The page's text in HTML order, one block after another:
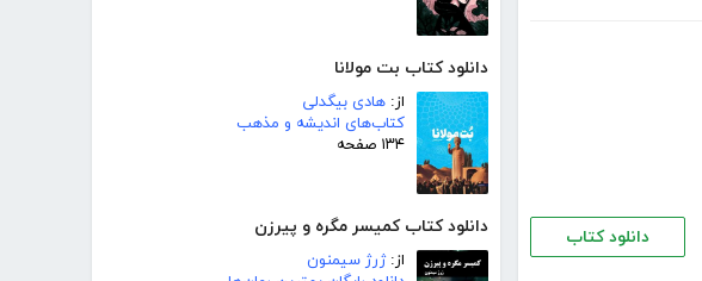
دانلود کتاب بت مولانا
از: هادی بیگدلی
کتاب‌های اندیشه و مذهب
۱۳۴ صفحه
دانلود کتاب کمیسر مگره و پیرزن
از:ژرژ سیمنون
دانلود کتاب